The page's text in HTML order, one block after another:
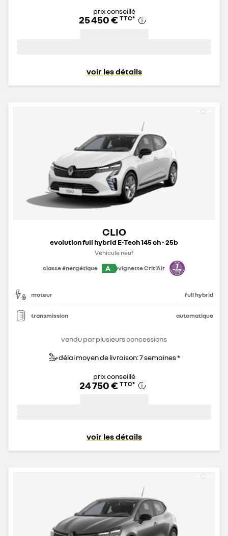
prix conseillé
25 450 € TTC*
voir les détails
CLIO
evolution full hybrid E-Tech 145 ch - 25b
Véhicule neuf
classe énergétique
A vignette Crit'Air
moteur full hybrid
transmission automatique
vendu par plusieurs concessions
délai moyen de livraison: 7 semaines *
prix conseillé
24 750 € TTC*
voir les détails